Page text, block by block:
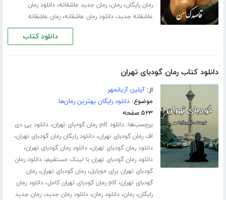
رمان رایگان،رمان،رمان جدید عاشقانه،دانلود رمان
عاشقانه جدید،دانلود رمان عاشقانه،رمان عاشقانه
دانلود کتاب
دانلود کتاب رمان گودبای تهران
از:آیلین آریانمهر
موضوع:دانلود رایگان بهترین رمان‌ها
۵۲۳ صفحه
برچسب‌ها:دانلود pdf رمان گودبای تهران ،دانلود پی دی
اف رمان گودبای تهران،دانلود رایگان رمان گودبای تهران،
دانلود رمان گودبای تهران،دانلود رمان گودبای تهران،
دانلود رمان گودبای تهران با لینک مستقیم،دانلود رمان
گودبای تهران برای موبایل،رمان گودبای تهران،رمان
گودبای تهران،pdf رمان گودبای تهران کامل ،دانلود رمان
رایگان،رمان،دانلود رمان،دانلود رمان جدید،رمان جدید